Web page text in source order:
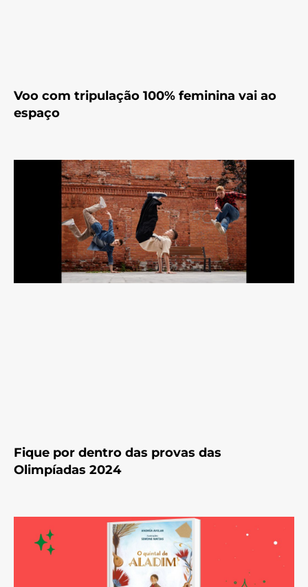
Voo com tripulação 100% feminina vai ao
espaço
Fique por dentro das provas das
Olimpíadas 2024